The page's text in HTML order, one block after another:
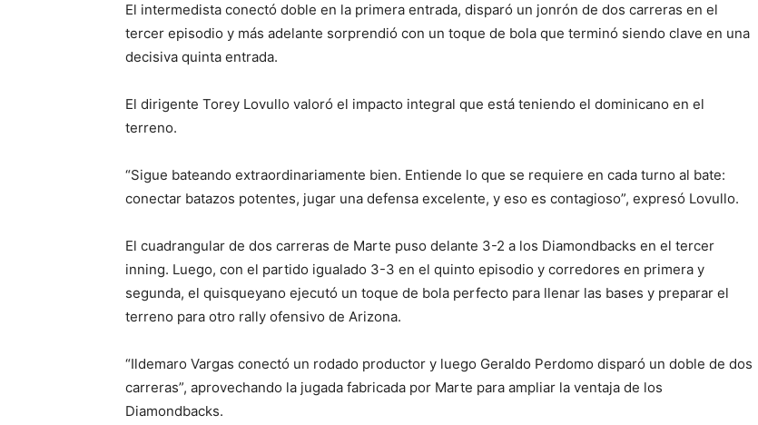
El intermedista conectó doble en la primera entrada, disparó un jonrón de dos carreras en el
tercer episodio y más adelante sorprendió con un toque de bola que terminó siendo clave en una
decisiva quinta entrada.
El dirigente Torey Lovullo valoró el impacto integral que está teniendo el dominicano en el
terreno.
“Sigue bateando extraordinariamente bien. Entiende lo que se requiere en cada turno al bate:
conectar batazos potentes, jugar una defensa excelente, y eso es contagioso”, expresó Lovullo.
El cuadrangular de dos carreras de Marte puso delante 3-2 a los Diamondbacks en el tercer
inning. Luego, con el partido igualado 3-3 en el quinto episodio y corredores en primera y
segunda, el quisqueyano ejecutó un toque de bola perfecto para llenar las bases y preparar el
terreno para otro rally ofensivo de Arizona.
“Ildemaro Vargas conectó un rodado productor y luego Geraldo Perdomo disparó un doble de dos
carreras”, aprovechando la jugada fabricada por Marte para ampliar la ventaja de los
Diamondbacks.